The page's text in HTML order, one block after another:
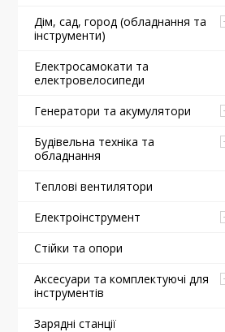
Дім, сад, город (обладнання та
інструменти)
Електросамокати та
електровелосипеди
Генератори та акумулятори
Будівельна техніка та
обладнання
Теплові вентилятори
Електроінструмент
Стійки та опори
Аксесуари та комплектуючі для
інструментів
Зарядні станції